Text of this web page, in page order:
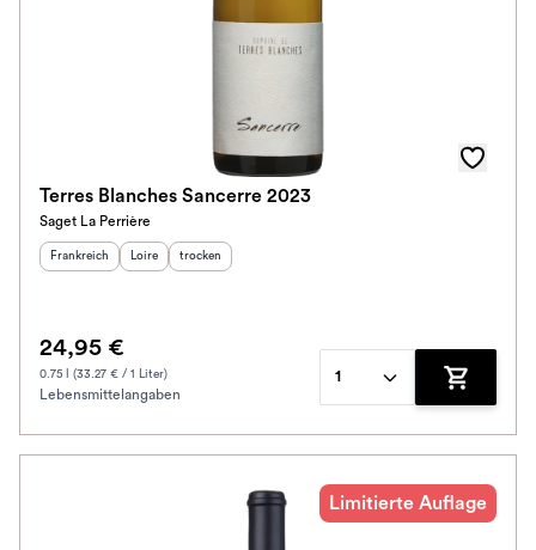
Terres Blanches Sancerre 2023
Saget La Perrière
Herkunftsland
Frankreich Herkunftsregion:
Loire Geschmack
trocken
24,95 €
0.75 l (33.27 € / 1 Liter)
Lebensmittelangaben
1
Zum
Limitierte Auflage